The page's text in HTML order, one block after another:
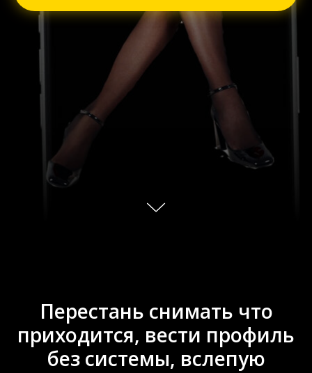
Перестань снимать что
приходится, вести профиль
без системы, вслепую